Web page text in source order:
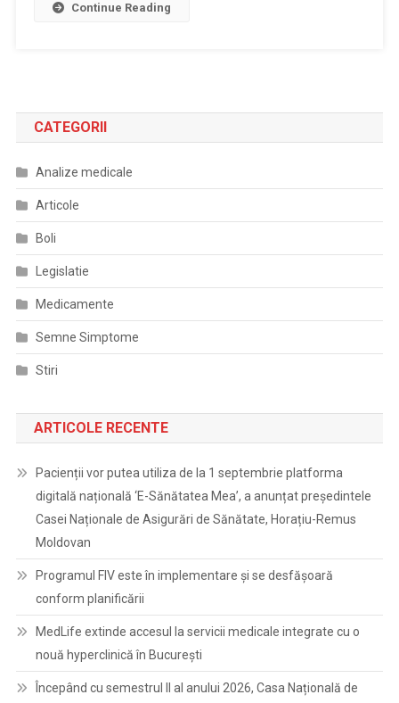
Continue Reading
CATEGORII
Analize medicale
Articole
Boli
Legislatie
Medicamente
Semne Simptome
Stiri
ARTICOLE RECENTE
Pacienții vor putea utiliza de la 1 septembrie platforma
digitală națională ‘E-Sănătatea Mea’, a anunțat președintele
Casei Naționale de Asigurări de Sănătate, Horațiu-Remus
Moldovan
Programul FIV este în implementare și se desfășoară
conform planificării
MedLife extinde accesul la servicii medicale integrate cu o
nouă hyperclinică în București
Începând cu semestrul II al anului 2026, Casa Națională de